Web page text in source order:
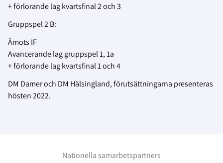
+ förlorande lag kvartsfinal 2 och 3
Gruppspel 2 B:
Åmots IF
Avancerande lag gruppspel 1, 1a
+ förlorande lag kvartsfinal 1 och 4
DM Damer och DM Hälsingland, förutsättningarna presenteras
hösten 2022.
Nationella samarbetspartners